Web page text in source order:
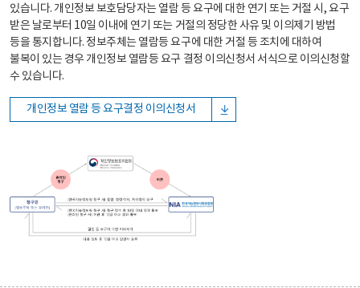
있습니다. 개인정보 보호담당자는 열람 등 요구에 대한 연기 또는 거절 시, 요구
받은 날로부터 10일 이내에 연기 또는 거절의 정당한 사유 및 이의제기 방법
등을 통지합니다. 정보주체는 열람등 요구에 대한 거절 등 조치에 대하여
불복이 있는 경우 개인정보 열람등 요구 결정 이의신청서 서식으로 이의신청할
수 있습니다.
개인정보 열람 등 요구결정 이의신청서